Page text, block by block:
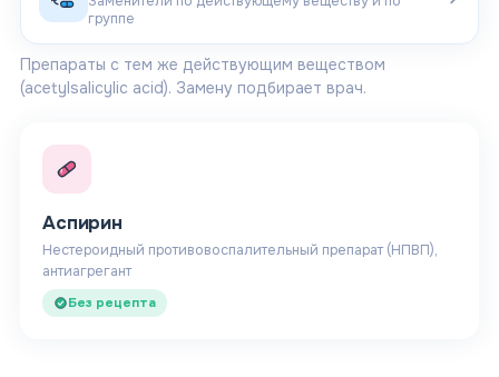
группе
Препараты с тем же действующим веществом
(acetylsalicylic acid). Замену подбирает врач.
Аспирин
Нестероидный противовоспалительный препарат (НПВП),
антиагрегант
Без рецепта